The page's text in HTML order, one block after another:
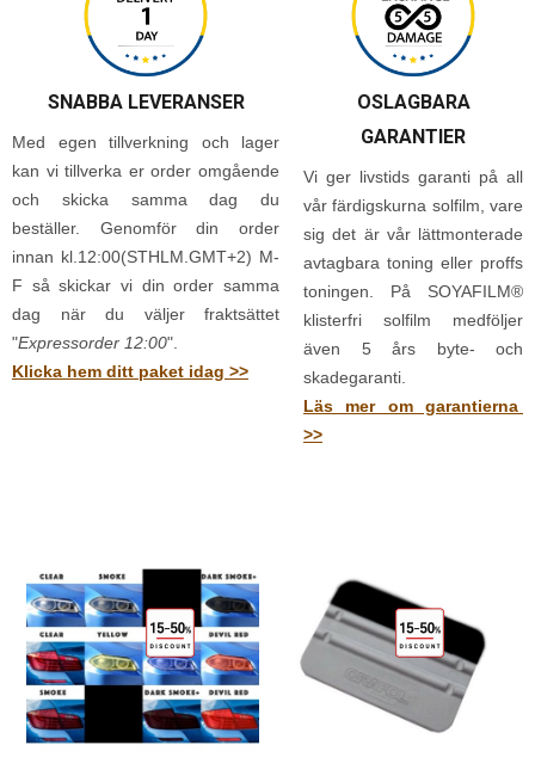
SNABBA LEVERANSER
Med egen tillverkning och lager
kan vi tillverka er order omgående
och skicka samma dag du
beställer. Genomför din order
innan kl.12:00(STHLM.GMT+2) M-
F så skickar vi din order samma
dag när du väljer fraktsättet
"Expressorder 12:00".
Klicka hem ditt paket idag >>
OSLAGBARA
GARANTIER
Vi ger livstids garanti på all
vår färdigskurna solfilm, vare
sig det är vår lättmonterade
avtagbara toning eller proffs
toningen. På SOYAFILM®
klisterfri solfilm medföljer
även 5 års byte- och
skadegaranti.
Läs mer om garantierna
>>